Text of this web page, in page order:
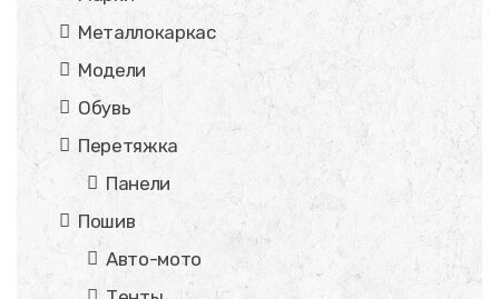
Металлокаркас
Модели
Обувь
Перетяжка
Панели
Пошив
Авто-мото